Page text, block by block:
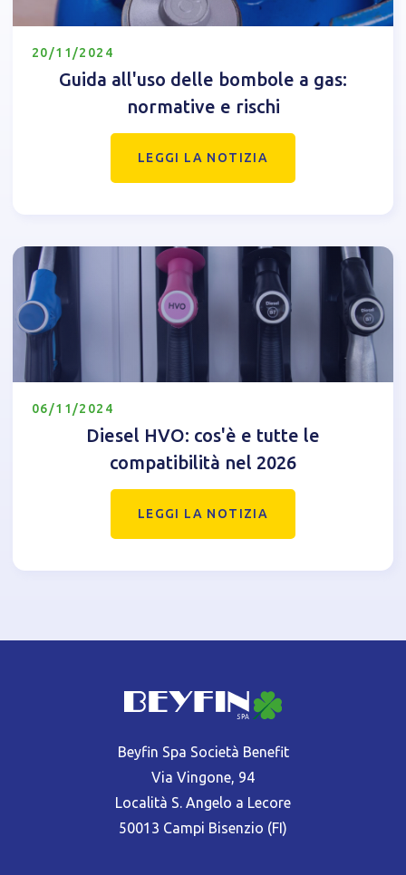
20/11/2024
Guida all'uso delle bombole a gas:
normative e rischi
LEGGI LA NOTIZIA
06/11/2024
Diesel HVO: cos'è e tutte le
compatibilità nel 2026
LEGGI LA NOTIZIA
Beyfin Spa Società Benefit
Via Vingone, 94
Località S. Angelo a Lecore
50013 Campi Bisenzio (FI)